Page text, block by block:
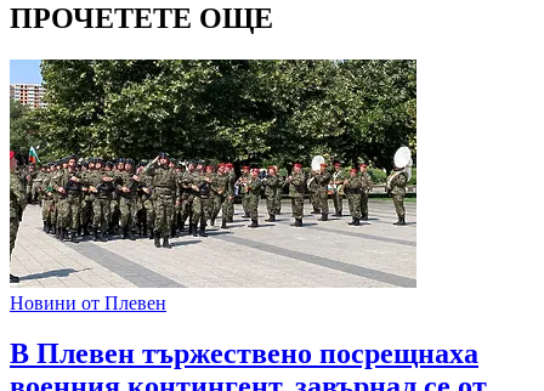
ПРОЧЕТЕТЕ ОЩЕ
Новини от Плевен
В Плевен тържествено посрещнаха